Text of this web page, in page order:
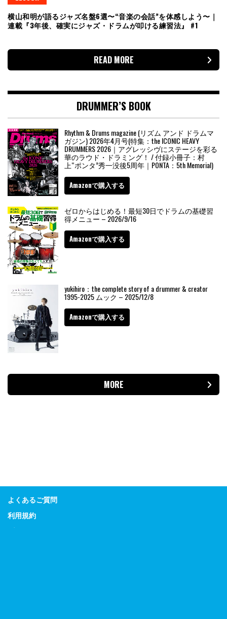
横山和明が語るジャズ名盤6選〜“音楽の会話”を体感しよう〜｜
連載『3年後、確実にジャズ・ドラムが叩ける練習法』 #1
READ MORE
DRUMMER’S BOOK
Rhythm & Drums magazine (リズム アンド ドラムマ
ガジン) 2026年4月号(特集：the ICONIC HEAVY
DRUMMERS 2026｜アグレッシヴにステージを彩る
華のラウド・ドラミング！ / 付録小冊子：村
上“ポンタ”秀一没後5周年｜PONTA：5th Memorial)
Amazonで購入する
ゼロからはじめる！最短30日でドラムの基礎習
得メニュー – 2026/9/16
Amazonで購入する
yukihiro：the complete story of a drummer & creator
1995-2025 ムック – 2025/12/8
Amazonで購入する
MORE
よくあるご質問
利用規約
プライバシーポリシー